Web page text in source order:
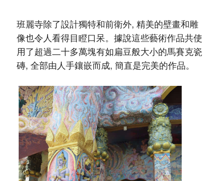
班麗寺除了設計獨特和前衛外, 精美的壁畫和雕
像也令人看得目瞪口呆。據說這些藝術作品共使
用了超過二十多萬塊有如扁豆般大小的馬賽克瓷
磚, 全部由人手鑲嵌而成, 簡直是完美的作品。